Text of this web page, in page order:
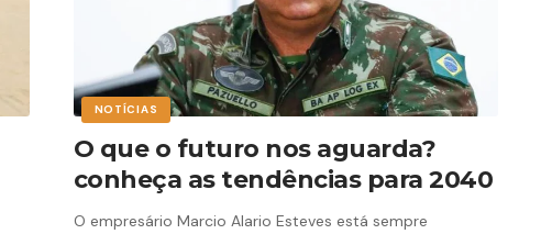
NOTÍCIAS
O que o futuro nos aguarda?
conheça as tendências para 2040
O empresário Marcio Alario Esteves está sempre